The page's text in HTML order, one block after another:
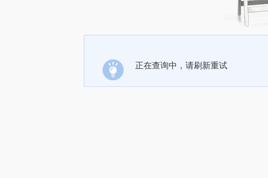
正在查询中，请刷新重试